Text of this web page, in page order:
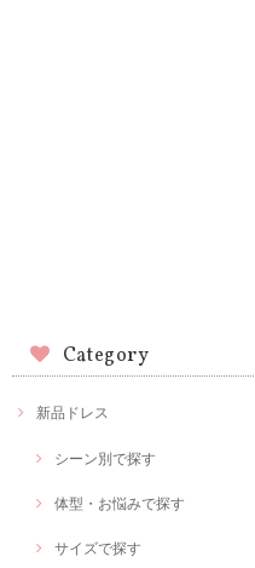
Category
新品ドレス
シーン別で探す
体型・お悩みで探す
サイズで探す